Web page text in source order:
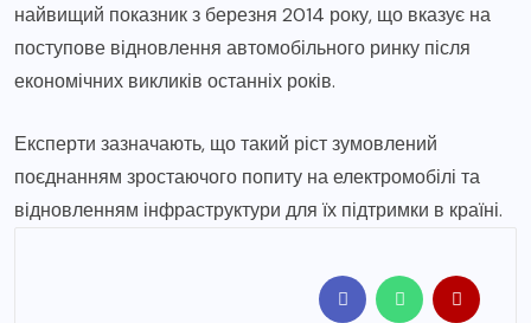
найвищий показник з березня 2014 року, що вказує на
поступове відновлення автомобільного ринку після
економічних викликів останніх років.
Експерти зазначають, що такий ріст зумовлений
поєднанням зростаючого попиту на електромобілі та
відновленням інфраструктури для їх підтримки в країні.